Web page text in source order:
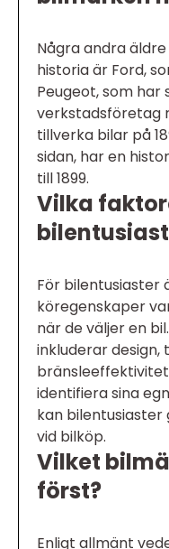
Några andra
historia är Ford,
Peugeot, som
verkstadsföretag
tillverka bilar på
sidan, har en
till 1899.
Vilka
För bilentusiaster
köregenskaper
när de väljer en
inkluderar design,
identifiera sina
kan
vid bilköp.
Vilket
först?
Enligt allmänt